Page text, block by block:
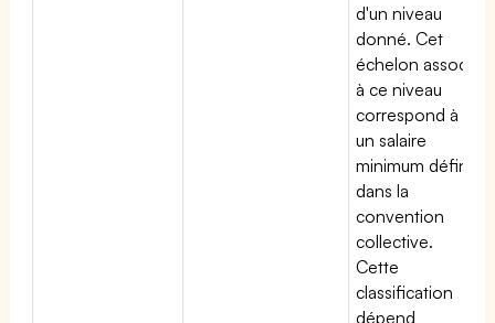
d'un niveau
donné. Cet
échelon associé
à ce niveau
correspond à
un salaire
minimum défini
dans la
convention
collective.
Cette
classification
dépend